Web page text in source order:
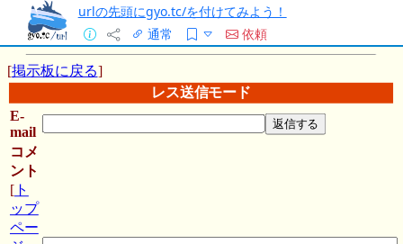
urlの先頭にgyo.tc/を付けてみよう！
通常
依頼